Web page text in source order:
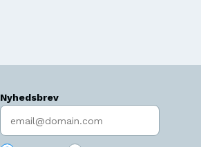
Nyhedsbrev
Indtast søgeord